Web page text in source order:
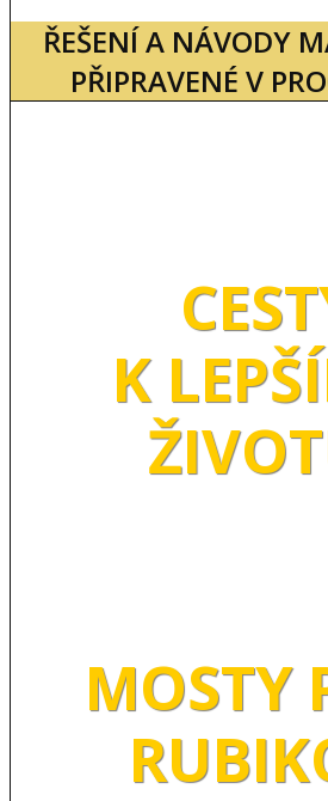
ŘEŠENÍ A NÁVODY
PŘIPRAVENÉ V
K
MOSTY